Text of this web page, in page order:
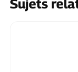
Sujets